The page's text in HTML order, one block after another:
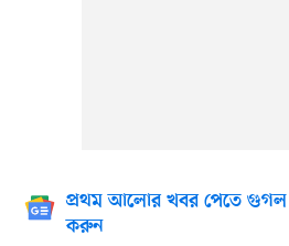
প্রথম আলোর খবর পেতে গুগল
করুন